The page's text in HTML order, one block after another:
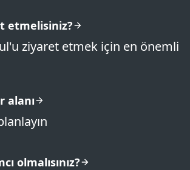
etmelisiniz?
ziyaret etmek için en önemli
alanı
olmalısınız?